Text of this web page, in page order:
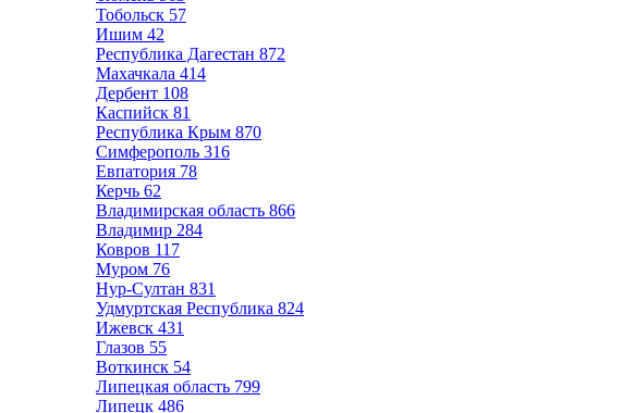
Тобольск 57
Ишим 42
Республика Дагестан 872
Махачкала 414
Дербент 108
Каспийск 81
Республика Крым 870
Симферополь 316
Евпатория 78
Керчь 62
Владимирская область 866
Владимир 284
Ковров 117
Муром 76
Нур-Султан 831
Удмуртская Республика 824
Ижевск 431
Глазов 55
Воткинск 54
Липецкая область 799
Липецк 486